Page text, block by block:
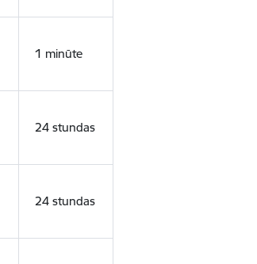
1 minūte
24 stundas
24 stundas